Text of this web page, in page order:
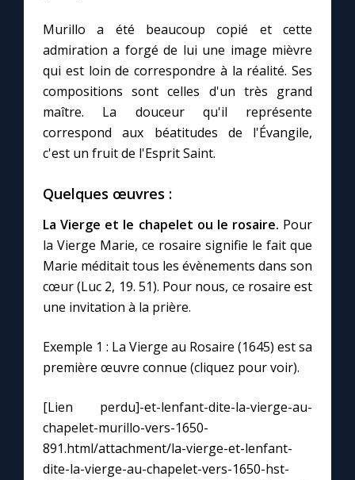
Murillo a été beaucoup copié et cette
admiration a forgé de lui une image mièvre
qui est loin de correspondre à la réalité. Ses
compositions sont celles d'un très grand
maître. La douceur qu'il représente
correspond aux béatitudes de l'Évangile,
c'est un fruit de l'Esprit Saint.
Quelques œuvres :
La Vierge et le chapelet ou le rosaire. Pour
la Vierge Marie, ce rosaire signifie le fait que
Marie méditait tous les évènements dans son
cœur (Luc 2, 19. 51). Pour nous, ce rosaire est
une invitation à la prière.
Exemple 1 : La Vierge au Rosaire (1645) est sa
première œuvre connue (cliquez pour voir).
[Lien perdu]-et-lenfant-dite-la-vierge-au-
chapelet-murillo-vers-1650-
891.html/attachment/la-vierge-et-lenfant-
dite-la-vierge-au-chapelet-vers-1650-hst-